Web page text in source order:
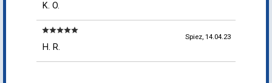
K. O.
starstarstarstarstar
H. R.
Spiez, 14.04.23